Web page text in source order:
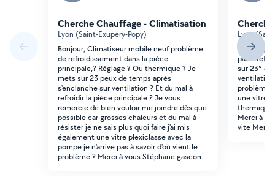
Cherche Chauffage - Climatisation
Lyon (Saint-Exupery-Popy)
Bonjour, Climatiseur mobile neuf problème
de refroidissement dans la pièce
principale,? Réglage ? Ou thermique ? Je
mets sur 23 peux de temps après
s'enclanche sur ventilation ? Et du mal à
refroidir la pièce principale ? Je vous
remercie de bien vouloir me joindre dès que
possible car grosses chaleurs et du mal à
résister je ne sais plus quoi faire j'ai mis
également une vitre plexiclasse avec la
pompe je n'arrive pas à savoir d'où vient le
problème ? Merci à vous Stéphane gascon
Lyon
Bonjour,
pas à
sur 23°
ventilatio
une vitre
thermique
Merci à
vite Merci